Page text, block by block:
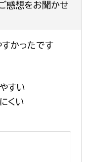
感想をお聞かせ
かったです
すい
くい